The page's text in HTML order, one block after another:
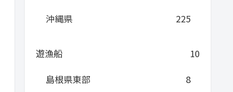
沖縄県
225
遊漁船
10
島根県東部
8